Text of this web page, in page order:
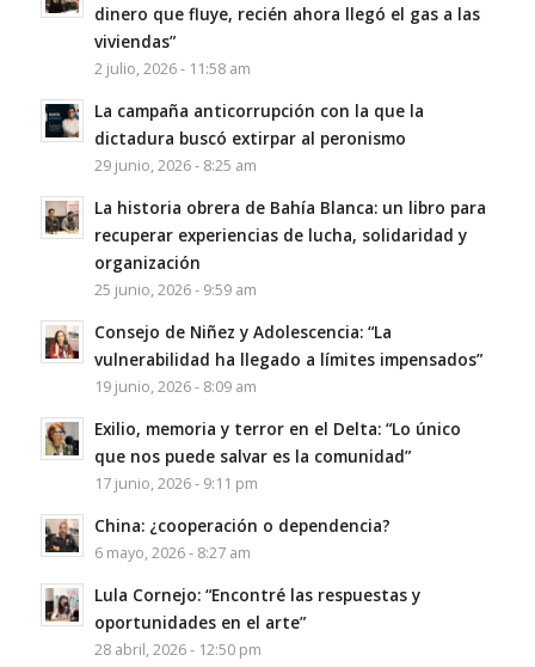
dinero que fluye, recién ahora llegó el gas a las
viviendas”
2 julio, 2026 - 11:58 am
La campaña anticorrupción con la que la
dictadura buscó extirpar al peronismo
29 junio, 2026 - 8:25 am
La historia obrera de Bahía Blanca: un libro para
recuperar experiencias de lucha, solidaridad y
organización
25 junio, 2026 - 9:59 am
Consejo de Niñez y Adolescencia: “La
vulnerabilidad ha llegado a límites impensados”
19 junio, 2026 - 8:09 am
Exilio, memoria y terror en el Delta: “Lo único
que nos puede salvar es la comunidad”
17 junio, 2026 - 9:11 pm
China: ¿cooperación o dependencia?
6 mayo, 2026 - 8:27 am
Lula Cornejo: “Encontré las respuestas y
oportunidades en el arte”
28 abril, 2026 - 12:50 pm